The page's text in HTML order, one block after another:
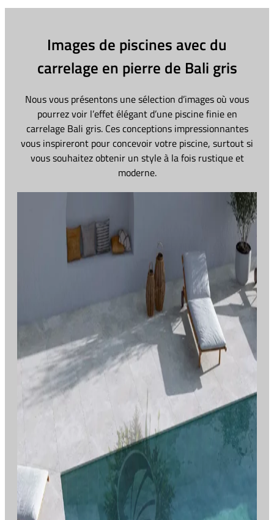
Images de piscines avec du
carrelage en pierre de Bali gris
Nous vous présentons une sélection d’images où vous
pourrez voir l’effet élégant d’une piscine finie en
carrelage Bali gris. Ces conceptions impressionnantes
vous inspireront pour concevoir votre piscine, surtout si
vous souhaitez obtenir un style à la fois rustique et
moderne.